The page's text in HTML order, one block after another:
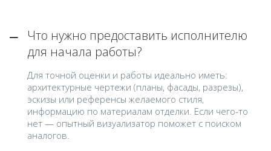
Что нужно предоставить исполнителю
для начала работы?
Для точной оценки и работы идеально иметь:
архитектурные чертежи (планы, фасады, разрезы),
эскизы или референсы желаемого стиля,
информацию по материалам отделки. Если чего-то
нет — опытный визуализатор поможет с поиском
аналогов.